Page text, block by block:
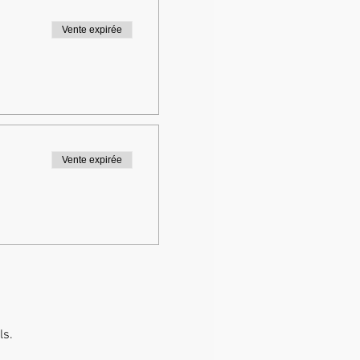
Vente expirée
Vente expirée